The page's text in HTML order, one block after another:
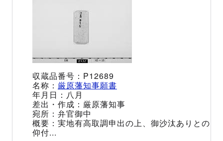
P12689
厳原藩知事願書
八月
厳原藩知事
弁官御中
実地有高取調申出の上、御沙汰ありとの
仰付...